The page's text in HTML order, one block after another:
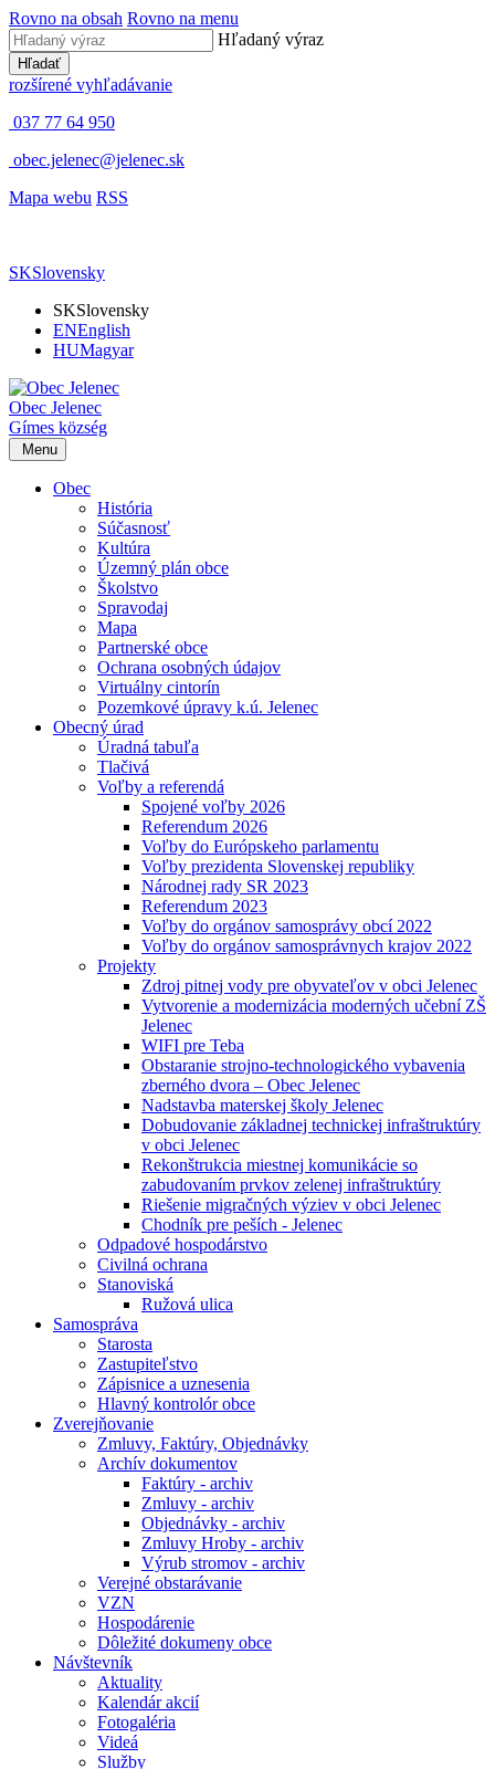
Rovno na obsah Rovno na menu
Hľadaný výraz
Hľadať
rozšírené vyhľadávanie
037 77 64 950
obec.jelenec@jelenec.sk
Mapa webu RSS
SKSlovensky
SKSlovensky
ENEnglish
HUMagyar
Obec Jelenec
Gímes község
Menu
Obec
História
Súčasnosť
Kultúra
Územný plán obce
Školstvo
Spravodaj
Mapa
Partnerské obce
Ochrana osobných údajov
Virtuálny cintorín
Pozemkové úpravy k.ú. Jelenec
Obecný úrad
Úradná tabuľa
Tlačivá
Voľby a referendá
Spojené voľby 2026
Referendum 2026
Voľby do Európskeho parlamentu
Voľby prezidenta Slovenskej republiky
Národnej rady SR 2023
Referendum 2023
Voľby do orgánov samosprávy obcí 2022
Voľby do orgánov samosprávnych krajov 2022
Projekty
Zdroj pitnej vody pre obyvateľov v obci Jelenec
Vytvorenie a modernizácia moderných učební ZŠ
Jelenec
WIFI pre Teba
Obstaranie strojno-technologického vybavenia
zberného dvora – Obec Jelenec
Nadstavba materskej školy Jelenec
Dobudovanie základnej technickej infraštruktúry
v obci Jelenec
Rekonštrukcia miestnej komunikácie so
zabudovaním prvkov zelenej infraštruktúry
Riešenie migračných výziev v obci Jelenec
Chodník pre peších - Jelenec
Odpadové hospodárstvo
Civilná ochrana
Stanoviská
Ružová ulica
Samospráva
Starosta
Zastupiteľstvo
Zápisnice a uznesenia
Hlavný kontrolór obce
Zverejňovanie
Zmluvy, Faktúry, Objednávky
Archív dokumentov
Faktúry - archiv
Zmluvy - archiv
Objednávky - archiv
Zmluvy Hroby - archiv
Výrub stromov - archiv
Verejné obstarávanie
VZN
Hospodárenie
Dôležité dokumeny obce
Návštevník
Aktuality
Kalendár akcií
Fotogaléria
Videá
Služby